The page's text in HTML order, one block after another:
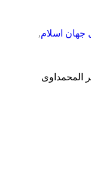
جهان اسلام,
المحمداوی